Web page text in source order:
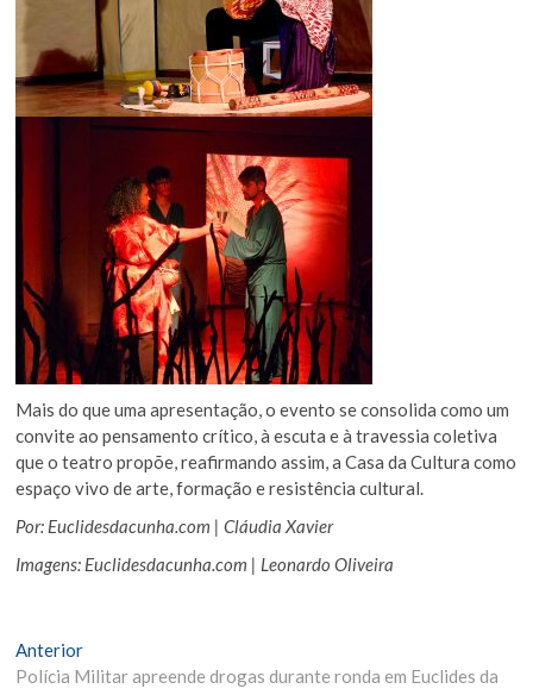
Mais do que uma apresentação, o evento se consolida como um
convite ao pensamento crítico, à escuta e à travessia coletiva
que o teatro propõe, reafirmando assim, a Casa da Cultura como
espaço vivo de arte, formação e resistência cultural.
Por: Euclidesdacunha.com | Cláudia Xavier
Imagens: Euclidesdacunha.com | Leonardo Oliveira
Navegação
AnteriorMatéria
Anterior:
Polícia Militar apreende drogas durante ronda em Euclides da